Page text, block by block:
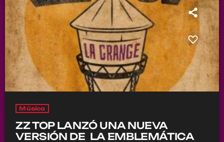
Música
ZZ TOP LANZÓ UNA NUEVA
VERSIÓN DE LA EMBLEMÁTICA